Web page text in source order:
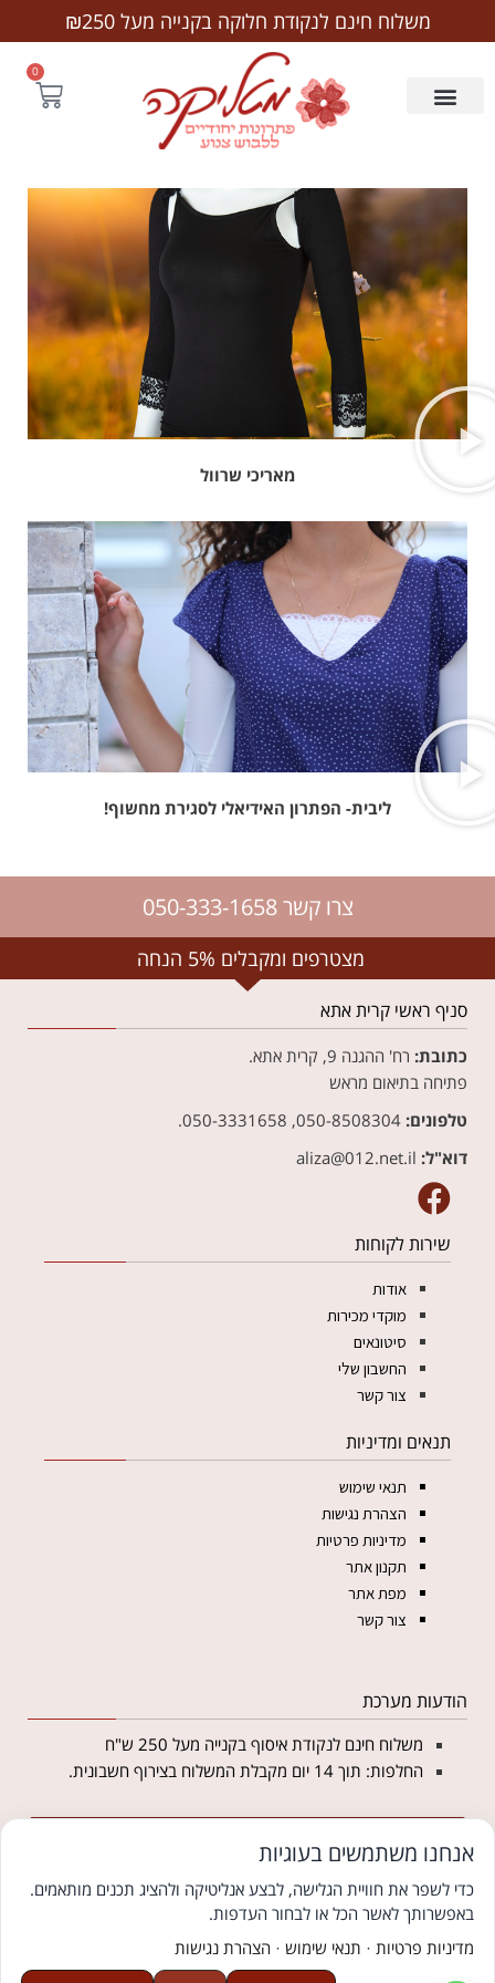
משלוח חינם לנקודת חלוקה בקנייה מעל ₪250
0
מאריכי שרוול
ליבית- הפתרון האידיאלי לסגירת מחשוף!
צרו קשר 050-333-1658
מצטרפים ומקבלים 5% הנחה
סניף ראשי קרית אתא
כתובת: רח' ההגנה 9, קרית אתא.
פתיחה בתיאום מראש
טלפונים:
דוא"ל:
שירות לקוחות
אודות
מוקדי מכירות
סיטונאים
החשבון שלי
צור קשר
תנאים ומדיניות
תנאי שימוש
הצהרת נגישות
מדיניות פרטיות
תקנון אתר
מפת אתר
צור קשר
הודעות מערכת
משלוח חינם לנקודת איסוף בקנייה מעל 250 ש"ח
החלפות: תוך 14 יום מקבלת המשלוח בצירוף חשבונית.
לקנייה באתר
© כל הזכויות שמורות למטליקה פתרונות יחודיים ללבוש צנוע
We
אתר בקליק בניית אתרים
אנחנו משתמשים בעוגיות
כדי לשפר את חוויית הגלישה, לבצע אנליטיקה ולהציג תכנים מותאמים.
באפשרותך לאשר הכל או לבחור העדפות.
מדיניות פרטיות · תנאי שימוש · הצהרת נגישות